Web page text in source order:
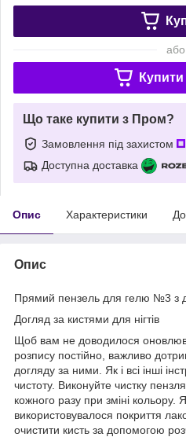
або
Купити
Що таке купити з Пром?
Замовлення під захистом
Доступна доставка
Опис Характеристики
Опис
Прямий пензель для гелю №3 з
Догляд за кистями для нігтів
Щоб вам не доводилося
розпису постійно, важливо
догляду за ними. Як і всі інші
чистоту. Виконуйте чистку
кожного разу при зміні кольору.
використовувалося покриття
очистити кисть за допомогою